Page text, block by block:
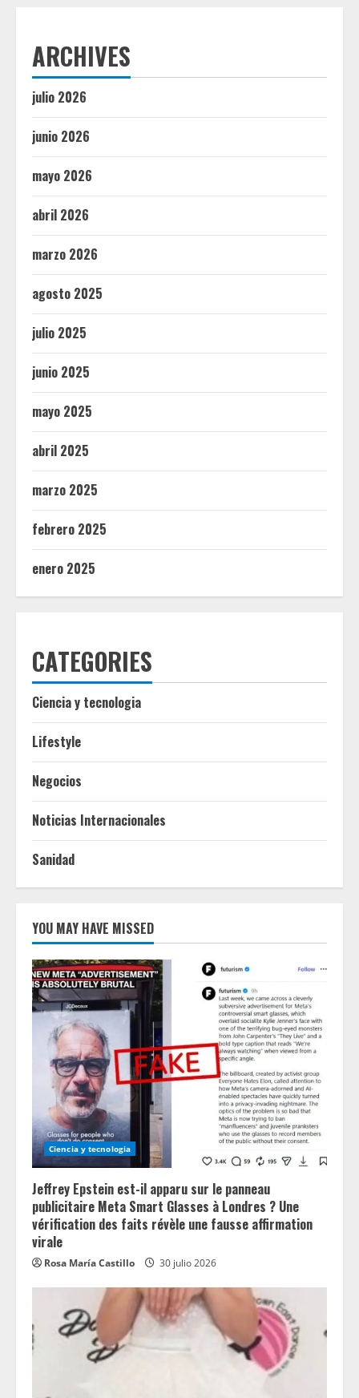
ARCHIVES
julio 2026
junio 2026
mayo 2026
abril 2026
marzo 2026
agosto 2025
julio 2025
junio 2025
mayo 2025
abril 2025
marzo 2025
febrero 2025
enero 2025
CATEGORIES
Ciencia y tecnologia
Lifestyle
Negocios
Noticias Internacionales
Sanidad
YOU MAY HAVE MISSED
Ciencia y tecnologia
Jeffrey Epstein est-il apparu sur le panneau
publicitaire Meta Smart Glasses à Londres ? Une
vérification des faits révèle une fausse affirmation
virale
Rosa María Castillo 30 julio 2026